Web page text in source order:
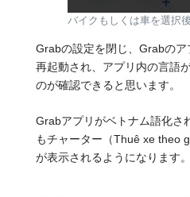
バイクもしくは車を選択
Grabの設定を閉じ、Grabの
再起動され、アプリ内の言語
のが確認できると思います。
Grabアプリがベトナム語化さ
もチャーター（Thuê xe theo
が表示されるようになります。